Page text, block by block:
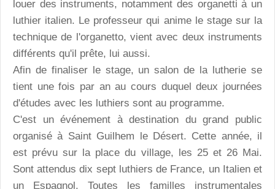
louer des instruments, notamment des organetti à un
luthier italien. Le professeur qui anime le stage sur la
technique de l'organetto, vient avec deux instruments
différents qu'il prête, lui aussi.
Afin de finaliser le stage, un salon de la lutherie se
tient une fois par an au cours duquel deux journées
d'études avec les luthiers sont au programme.
C'est un événement à destination du grand public
organisé à Saint Guilhem le Désert. Cette année, il
est prévu sur la place du village, les 25 et 26 Mai.
Sont attendus dix sept luthiers de France, un Italien et
un Espagnol. Toutes les familles instrumentales